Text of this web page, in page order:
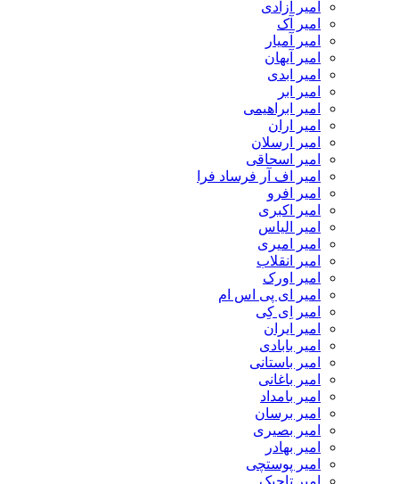
امیر آزادی
امیر آک
امیر آمیار
امیر آیهان
امیر ابدی
امیر ابر
امیر ابراهیمی
امیر اران
امیر ارسلان
امیر اسحاقی
امیر اف آر فرساد فرا
امیر افرو
امیر اکبری
امیر الیاس
امیر امیری
امیر انقلاب
امیر اورک
امیر ای پی اس ام
امیر اِی کِی
امیر ایران
امیر بابادی
امیر باستانی
امیر باغانی
امیر بامداد
امیر برسان
امیر بصیری
امیر بهادر
امیر پوستچی